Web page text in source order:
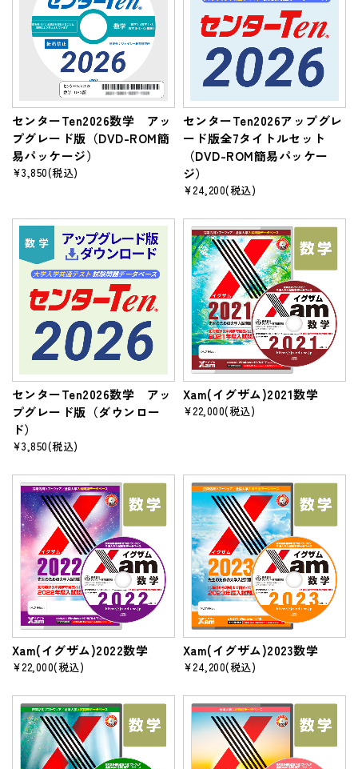
センターTen2026数学 アッ
プグレード版（DVD-ROM簡
易パッケージ）
¥3,850(税込)
センターTen2026アップグレ
ード版全7タイトルセット
（DVD-ROM簡易パッケー
ジ）
¥24,200(税込)
センターTen2026数学 アッ
プグレード版（ダウンロー
ド）
¥3,850(税込)
Xam(イグザム)2021数学
¥22,000(税込)
Xam(イグザム)2022数学
¥22,000(税込)
Xam(イグザム)2023数学
¥24,200(税込)